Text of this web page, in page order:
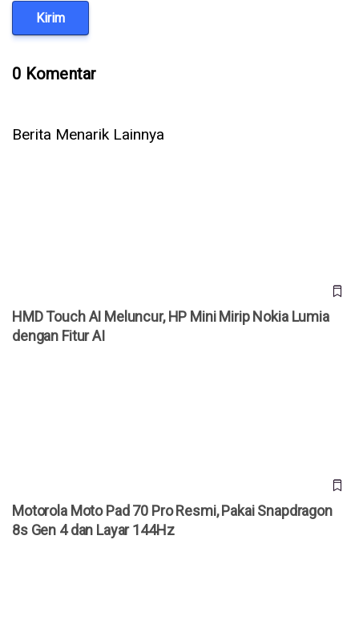
Kirim
0 Komentar
Berita Menarik Lainnya
HMD Touch AI Meluncur, HP Mini Mirip Nokia Lumia
dengan Fitur AI
Motorola Moto Pad 70 Pro Resmi, Pakai Snapdragon
8s Gen 4 dan Layar 144Hz